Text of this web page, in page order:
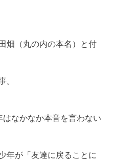
畑（丸の内の本名）と付
。
なかなか本音を言わない
年が「友達に戻ることに